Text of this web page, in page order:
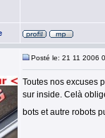
Posté le: 21 11 2006
Toutes nos excuses
sur inside. Celà
bots et autre robots